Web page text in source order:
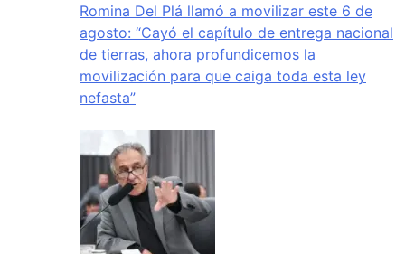
Romina Del Plá llamó a movilizar este 6 de
agosto: “Cayó el capítulo de entrega nacional
de tierras, ahora profundicemos la
movilización para que caiga toda esta ley
nefasta”